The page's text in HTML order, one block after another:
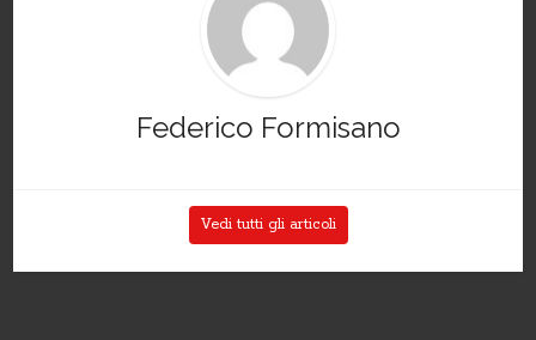
Federico Formisano
Vedi tutti gli articoli